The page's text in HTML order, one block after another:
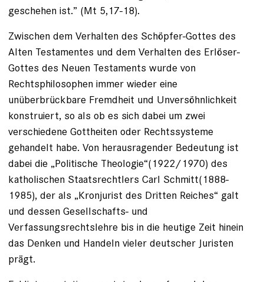
geschehen ist.” (Mt 5,17-18).
Zwischen dem Verhalten des Schöpfer-Gottes des
Alten Testamentes und dem Verhalten des Erlöser-
Gottes des Neuen Testaments wurde von
Rechtsphilosophen immer wieder eine
unüberbrückbare Fremdheit und Unversöhnlichkeit
konstruiert, so als ob es sich dabei um zwei
verschiedene Gottheiten oder Rechtssysteme
gehandelt habe. Von herausragender Bedeutung ist
dabei die „Politische Theologie“(1922/1970) des
katholischen Staatsrechtlers Carl Schmitt(1888-
1985), der als „Kronjurist des Dritten Reiches“ galt
und dessen Gesellschafts- und
Verfassungsrechtslehre bis in die heutige Zeit hinein
das Denken und Handeln vieler deutscher Juristen
prägt.